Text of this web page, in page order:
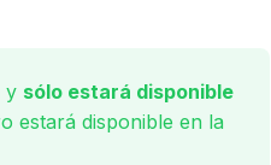
y sólo estará disponible
estará disponible en la